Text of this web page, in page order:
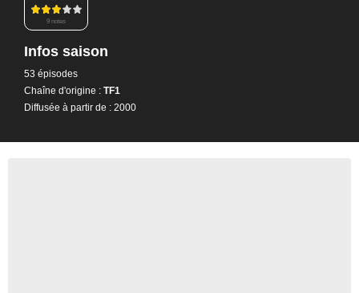
9 notes
Infos saison
53 épisodes
Chaîne d'origine : TF1
Diffusée à partir de : 2000